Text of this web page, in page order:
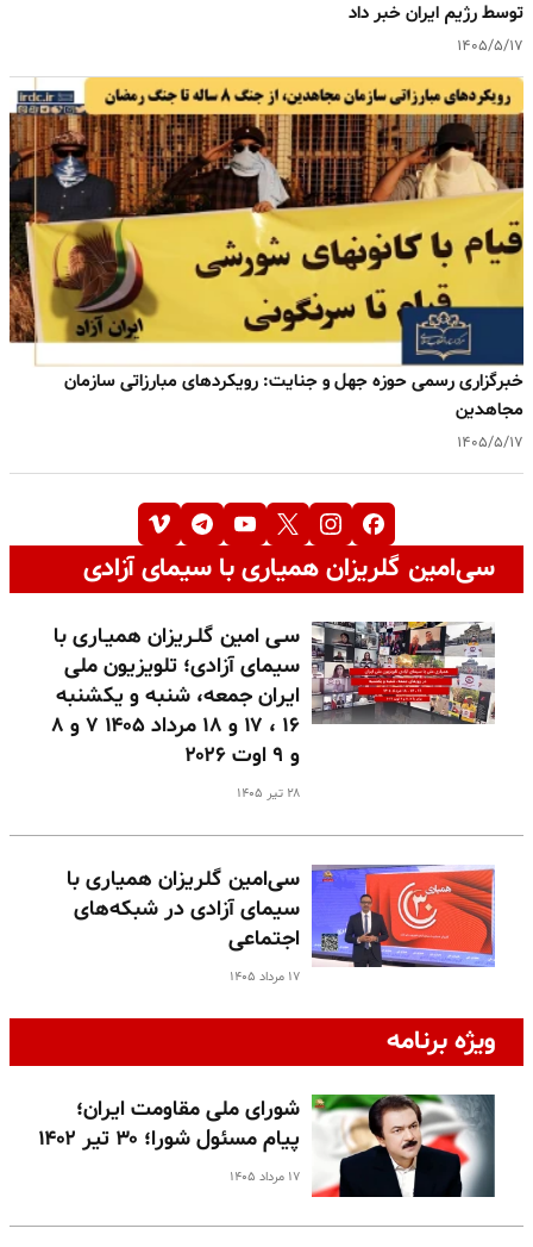
توسط رژیم ایران خبر داد
۱۴۰۵/۵/۱۷
خبرگزاری رسمی حوزه جهل و جنایت: رویکردهای مبارزاتی سازمان
مجاهدین
۱۴۰۵/۵/۱۷
سی‌امین گلریزان همیاری با سیمای آزادی
سـی امین گلـریزان همیـاری با
سیمای آزادی؛ تلویزیون ملی
ایران جمعه، شنبه و یکشنبه
۱۶ ، ۱۷ و ۱۸ مرداد ۱۴۰۵ ۷ و ۸
و ۹ اوت ۲۰۲۶
۲۸ تیر ۱۴۰۵
سی‌امین گلریزان همیاری با
سیمای آزادی در شبکه‌های
اجتماعی
۱۷ مرداد ۱۴۰۵
ویژه برنامه
شورای ملی مقاومت ایران؛
پیام مسئول شورا؛ ۳۰ تیر ۱۴۰۲
۱۷ مرداد ۱۴۰۵